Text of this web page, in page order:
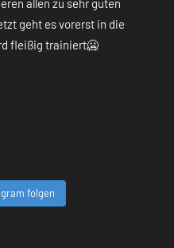
folgen